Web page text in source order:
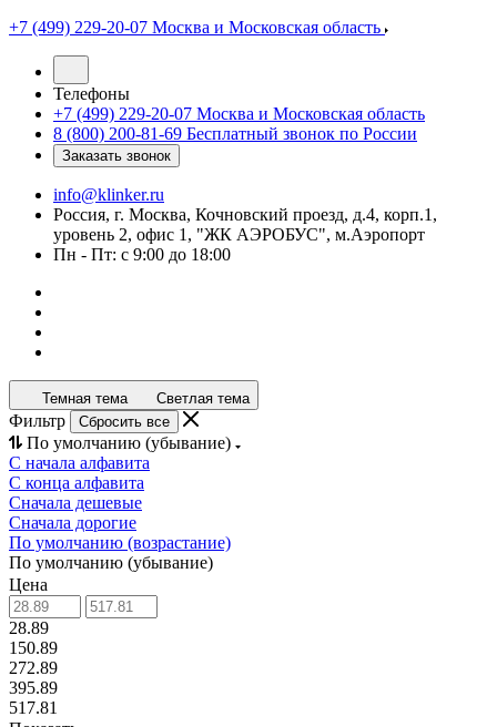
+7 (499) 229-20-07 Москва и Московская область
Телефоны
+7 (499) 229-20-07 Москва и Московская область
8 (800) 200-81-69 Бесплатный звонок по России
Заказать звонок
info@klinker.ru
Россия, г. Москва, Кочновский проезд, д.4, корп.1,
уровень 2, офис 1, "ЖК АЭРОБУС", м.Аэропорт
Пн - Пт: с 9:00 до 18:00
Темная тема Светлая тема
Фильтр Сбросить все
По умолчанию (убывание)
С начала алфавита
С конца алфавита
Сначала дешевые
Сначала дорогие
По умолчанию (возрастание)
По умолчанию (убывание)
Цена
28.89
150.89
272.89
395.89
517.81